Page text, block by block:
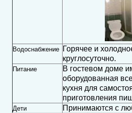
Водоснабжение Горячее и
круглосуточно.
Питание
В гостевом доме
оборудованная
кухня для
приготовления
Дети Принимаются с